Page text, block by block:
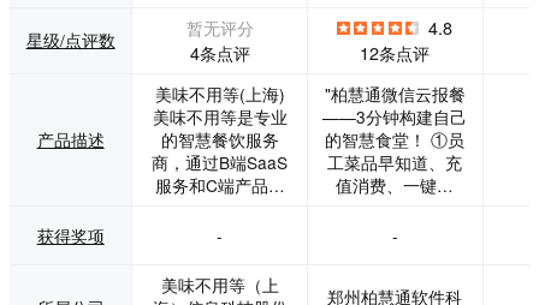
星级/点评数
暂无评分
4条点评
4.8
12条点评
产品描述
美味不用等(上海)
美味不用等是专业
的智慧餐饮服务
商，通过B端SaaS
服务和C端产品，
方面的问题 截止目
前，美味不用等已
"柏慧通微信云报餐
——3分钟构建自己
的智慧食堂！ ①员
工菜品早知道、充
值消费、一键报
据人员统计、菜品
获得奖项 - -
美味不用等（上
郑州柏慧通软件科